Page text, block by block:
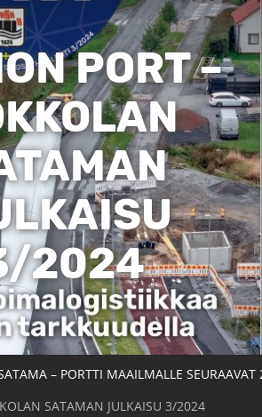
PORT –
2024
– PORTTI MAAILMALLE SEURAAVAT
SATAMAN JULKAISU 3/2024